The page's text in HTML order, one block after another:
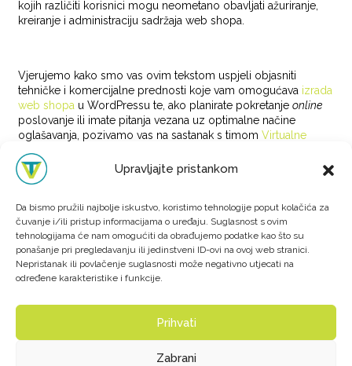
Upravljajte pristankom
Da bismo pružili najbolje iskustvo, koristimo tehnologije poput kolačića za
čuvanje i/ili pristup informacijama o uređaju. Suglasnost s ovim
tehnologijama će nam omogućiti da obrađujemo podatke kao što su
ponašanje pri pregledavanju ili jedinstveni ID-ovi na ovoj web stranici.
Nepristanak ili povlačenje suglasnosti može negativno utjecati na
određene karakteristike i funkcije.
Prihvati
Zabrani
kojih različiti korisnici mogu neometano obavljati ažuriranje,
kreiranje i administraciju sadržaja web shopa.
Vjerujemo kako smo vas ovim tekstom uspjeli objasniti
tehničke i komercijalne prednosti koje vam omogućava izrada
web shopa u WordPressu te, ako planirate pokretanjeonline
poslovanje ili imate pitanja vezana uz optimalne načine
oglašavanja, pozivamo vas na sastanak s timomVirtualne
komercijalno uspješne temeljeonlineposlovanja.
izrada web shopa,izrada web shopa u wordpressu,izrada
web trgovine u wordpressu,izrada wordpress web shopa
web shop u wordpressu,wordpress internet trgovina,
wordpress web shop,wordpress web shop prednosti,
wordpress web trgovina
COPYRIGHT 2025. VIRTUALNA TVORNICA
KONTAKT
-BLOG-
ZAŠTITA PRIVATNOSTI